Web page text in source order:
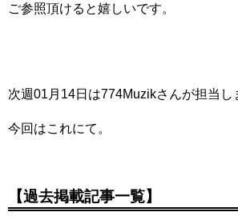
ご参照頂けると嬉しいです。
次週01月14日は774Muzikさんが担当し
今回はこれにて。
【過去掲載記事一覧】